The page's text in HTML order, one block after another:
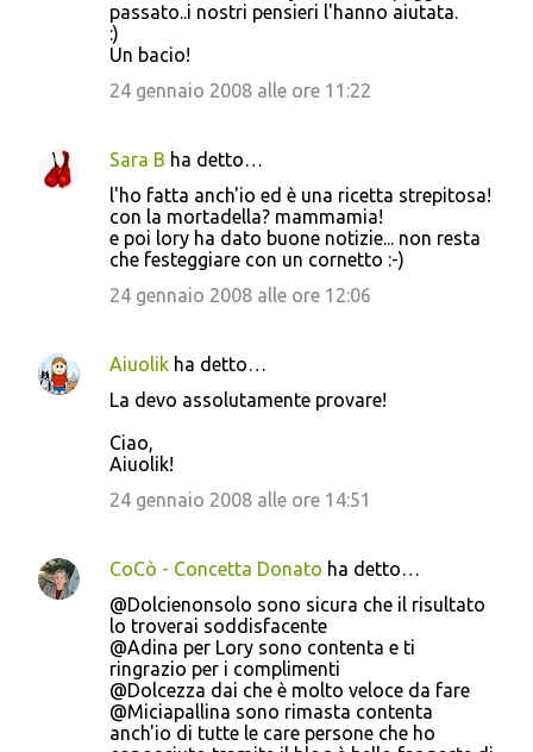
passato..i nostri pensieri l'hanno aiutata.
:)
Un bacio!
24 gennaio 2008 alle ore 11:22
Sara B ha detto…
l'ho fatta anch'io ed è una ricetta strepitosa!
con la mortadella? mammamia!
e poi lory ha dato buone notizie... non resta
che festeggiare con un cornetto :-)
24 gennaio 2008 alle ore 12:06
Aiuolik ha detto…
La devo assolutamente provare!
Ciao,
Aiuolik!
24 gennaio 2008 alle ore 14:51
CoCò - Concetta Donato ha detto…
@Dolcienonsolo sono sicura che il risultato
lo troverai soddisfacente
@Adina per Lory sono contenta e ti
ringrazio per i complimenti
@Dolcezza dai che è molto veloce da fare
@Miciapallina sono rimasta contenta
anch'io di tutte le care persone che ho